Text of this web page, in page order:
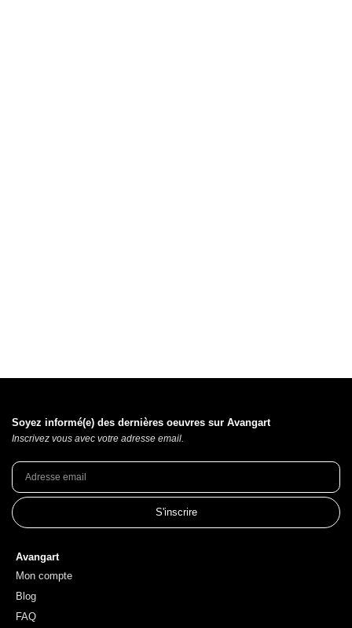
Avangart
Mon compte
Blog
FAQ
Soyez informé(e) des dernières oeuvres sur Avangart
Inscrivez vous avec votre adresse email.
S'inscrire